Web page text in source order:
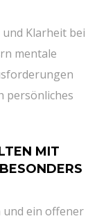
Klarheit bei
mentale
persönliches
MIT
⁢und ein ⁣offener